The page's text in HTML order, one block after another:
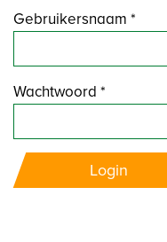
Gebruikersnaam *
Wachtwoord *
Login